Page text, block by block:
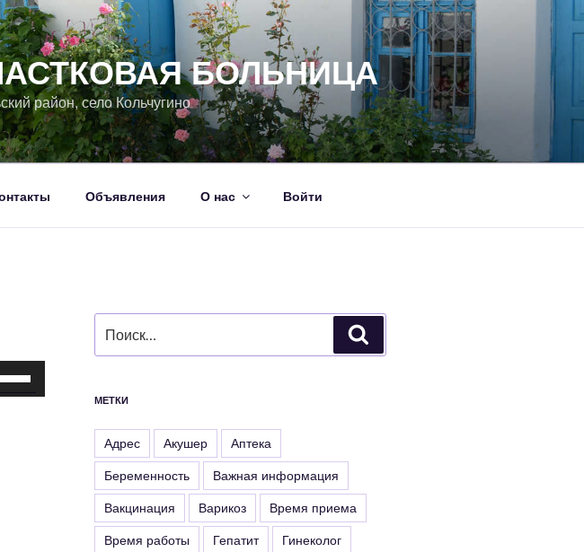
БОЛЬНИЦА
район, село Кольчугино
Объявления О нас Войти
МЕТКИ
Адрес Акушер
Аптека
Беременность
Важная информация
Вакцинация
Варикоз
Время приема
Время работы
Гепатит
Гинеколог